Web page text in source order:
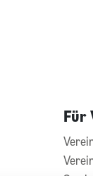
Für